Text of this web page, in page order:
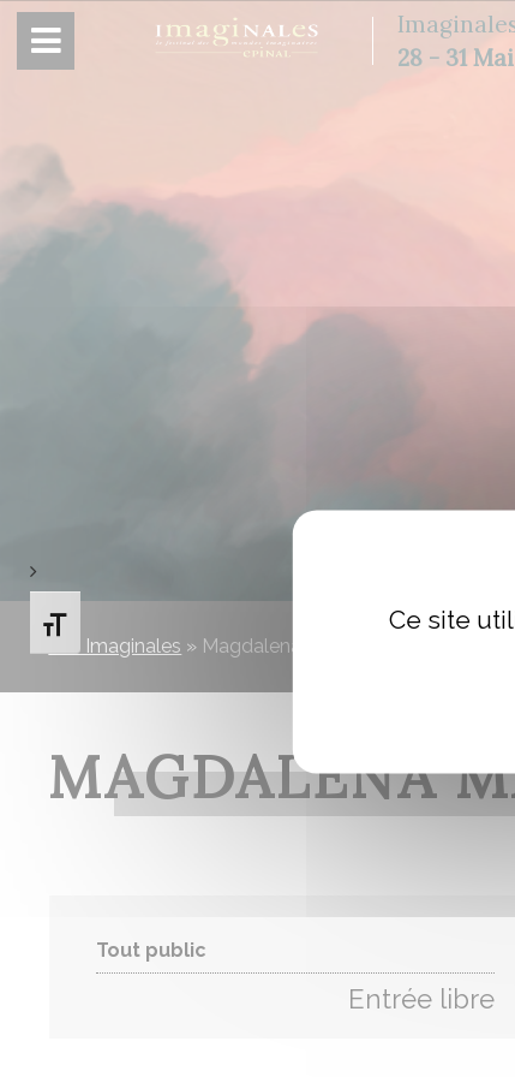
Changer la taille de la police
28 - 31
Les Imaginales » Magdalena MARTIN
MAGDALENA
Tout public
Entrée libre
Panneau de gestion des cookies
Ce site